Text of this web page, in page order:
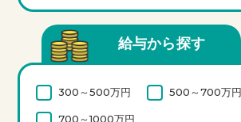
給与から探す
300～500万円 500～700万円
700～1000万円